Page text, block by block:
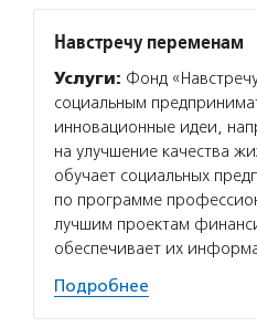
Навстречу переменам
Услуги: Фонд
социальным
инновационные идеи,
на улучшение качества
обучает социальных
по программе
лучшим проектам
обеспечивает их
Подробнее